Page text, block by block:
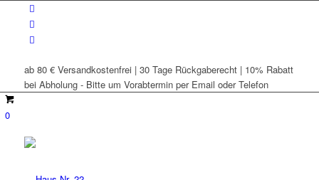
ab 80 € Versandkostenfrei | 30 Tage Rückgaberecht | 10% Rabatt
bei Abholung - Bitte um Vorabtermin per Email oder Telefon
0